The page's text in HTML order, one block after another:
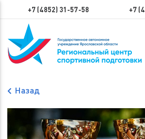
+7 (4852) 31-57-58 +7
Назад